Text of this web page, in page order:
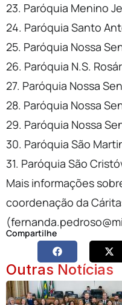
23. Paróquia Menino
24. Paróquia Santo
25. Paróquia Nossa
26. Paróquia N.S.
27. Paróquia Nossa
28. Paróquia Nossa
29. Paróquia Nossa
30. Paróquia São
31. Paróquia São
Mais informações
coordenação da
Compartilhe
Outras Notícias